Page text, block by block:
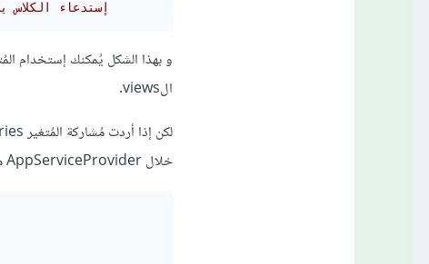
// إستدعاء
الviews.
خلال AppServiceProvider من خلال التابع boot: